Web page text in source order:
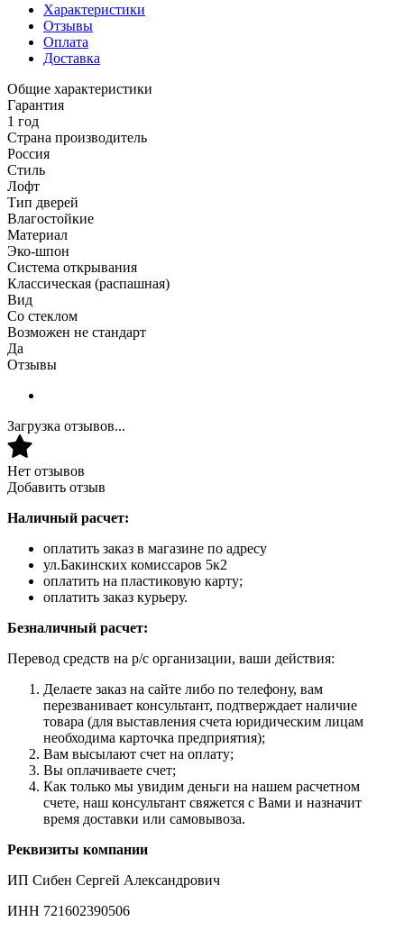
Характеристики
Отзывы
Оплата
Доставка
Общие характеристики
Гарантия
1 год
Страна производитель
Россия
Стиль
Лофт
Тип дверей
Влагостойкие
Материал
Эко-шпон
Система открывания
Классическая (распашная)
Вид
Со стеклом
Возможен не стандарт
Да
Отзывы
Загрузка отзывов...
Нет отзывов
Добавить отзыв
Наличный расчет:
оплатить заказ в магазине по адресу
ул.Бакинских комиссаров 5к2
оплатить на пластиковую карту;
оплатить заказ курьеру.
Безналичный расчет:
Перевод средств на р/с организации, ваши действия:
Делаете заказ на сайте либо по телефону, вам
перезванивает консультант, подтверждает наличие
товара (для выставления счета юридическим лицам
необходима карточка предприятия);
Вам высылают счет на оплату;
Вы оплачиваете счет;
Как только мы увидим деньги на нашем расчетном
счете, наш консультант свяжется с Вами и назначит
время доставки или самовывоза.
Реквизиты компании
ИП Сибен Сергей Александрович
ИНН 721602390506